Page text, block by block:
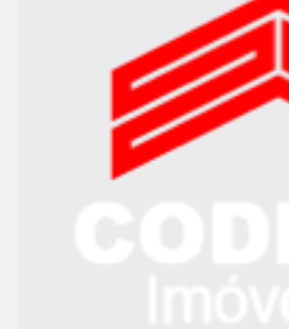
Temporada - Teste